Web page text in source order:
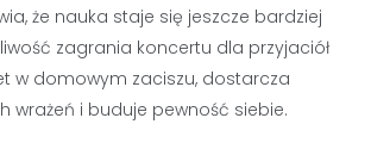
że nauka staje się jeszcze bardziej
zagrania koncertu dla przyjaciół
w domowym zaciszu, dostarcza
wrażeń i buduje pewność siebie.